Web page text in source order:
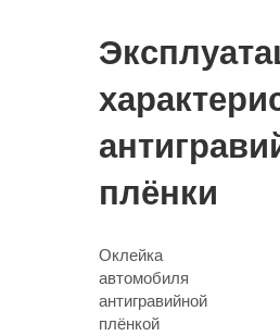
плёнки
Оклейка
автомобиля
антигравийной
плёнкой